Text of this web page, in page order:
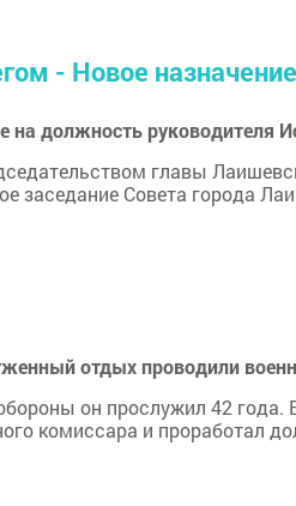
- Новое назначение
на должность руководителя
главы
заседание Совета города
отдых проводили
он прослужил 42
комиссара и проработал